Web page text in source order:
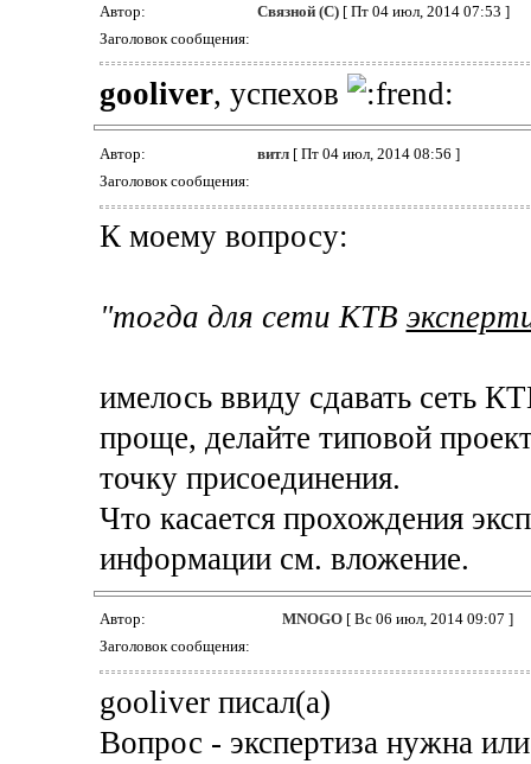
Автор: Связной (С)[ Пт 04 июл, 2014 07:53 ]
Заголовок сообщения:
gooliver, успехов
Автор: витл[ Пт 04 июл, 2014 08:56 ]
Заголовок сообщения:
К моему вопросу:
"тогда для сети КТВ
имелось ввиду сдавать сеть
проще, делайте типовой
точку присоединения.
Что касается прохождения
информации см. вложение.
Автор: MNOGO[ Вс 06 июл, 2014 09:07 ]
Заголовок сообщения:
gooliver писал(а)
Вопрос - экспертиза нужна